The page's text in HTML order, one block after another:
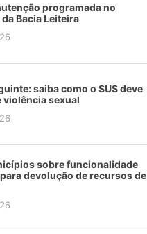
programada no
Bacia Leiteira
saiba como o SUS deve
violência sexual
sobre funcionalidade
devolução de recursos de